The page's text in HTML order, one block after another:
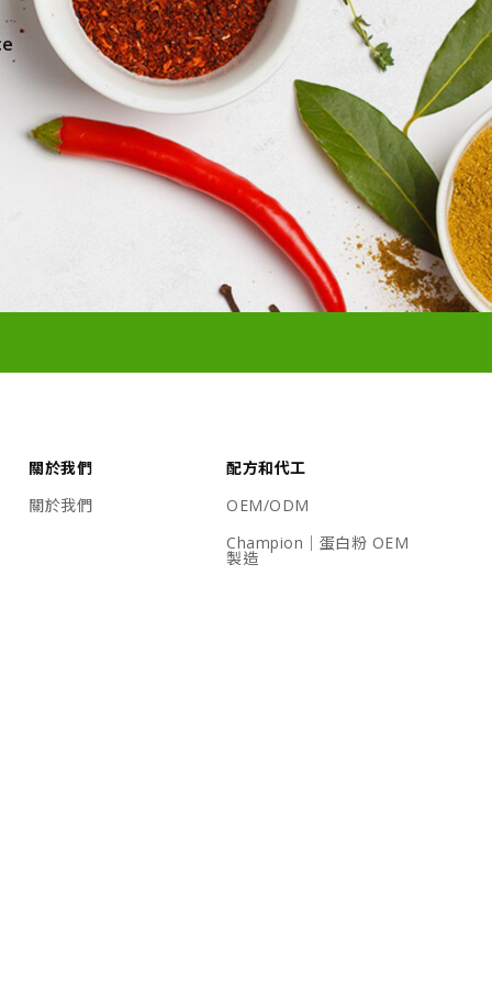
關於我們
關於我們
配方和代工
OEM/ODM
Champion｜蛋白粉 OEM
製造